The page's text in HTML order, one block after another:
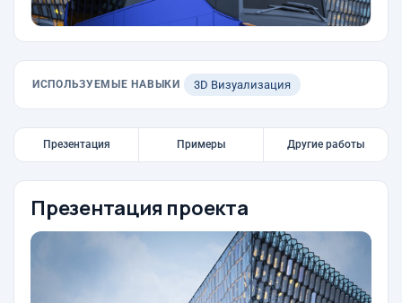
ИСПОЛЬЗУЕМЫЕ НАВЫКИ 3D Визуализация
Презентация Примеры Другие работы
Презентация проекта